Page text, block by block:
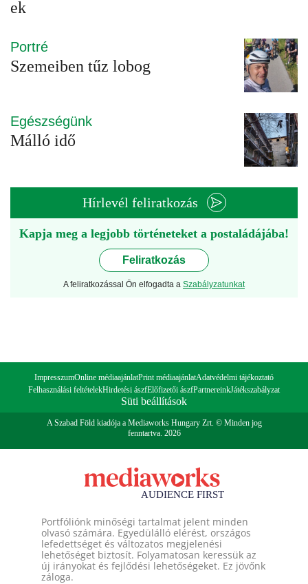
ek
Portré
Szemeiben tűz lobog
Egészségünk
Málló idő
Hírlevél feliratkozás
Kapja meg a legjobb történeteket a postaládájába!
Feliratkozás
A feliratkozással Ön elfogadta a Szabályzatunkat
ImpresszumOnline médiaajánlatPrint médiaajánlatAdatvédelmi tájékoztató
Felhasználási feltételekHirdetési ászfElőfizetői ászfPartnereinkJátékszabályzat
Süti beállítások
A Szabad Föld kiadója a Mediaworks Hungary Zrt. © Minden jog
fenntartva. 2026
Portfóliónk minőségi tartalmat jelent minden
olvasó számára. Egyedülálló elérést, országos
lefedettséget és változatos megjelenési
lehetőséget biztosít. Folyamatosan keressük az
új irányokat és fejlődési lehetőségeket. Ez jövőnk
záloga.